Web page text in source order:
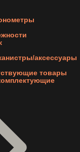
аксессуары
товары